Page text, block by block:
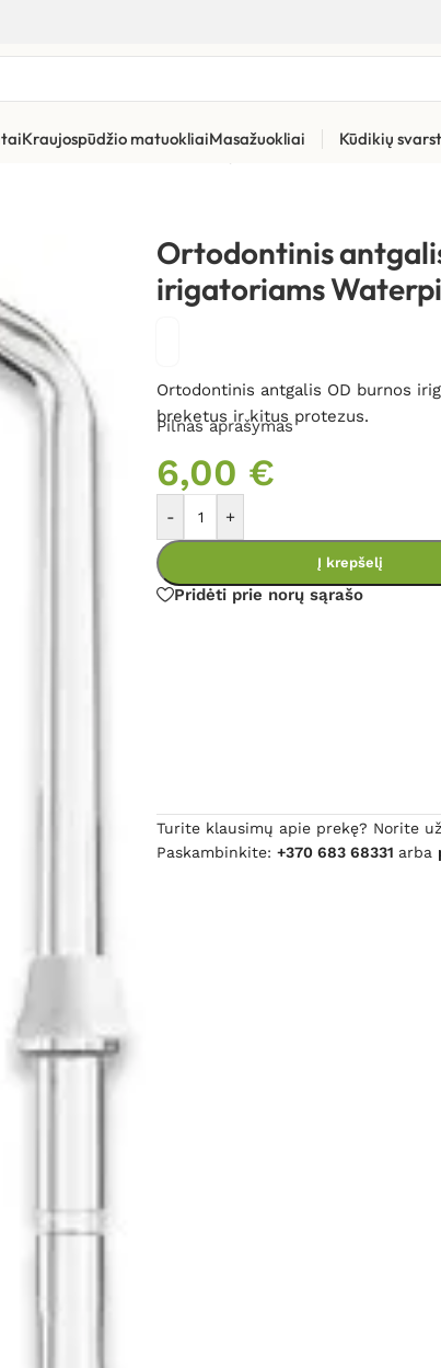
Kraujospūdžio matuokliaiMasažuokliai Kūdikių
Burnos irigatorių pakaitiniai antgaliai ir kita
Ortodontinis
irigatoriams
Ortodontinis antgalis OD burnos
breketus ir kitus protezus.
Pilnas aprašymas
6,00 €
- +
Į krepšelį
Pridėti prie norų sąrašo
Turite klausimų apie prekę? Norite
Paskambinkite:+370 683 68331 arba